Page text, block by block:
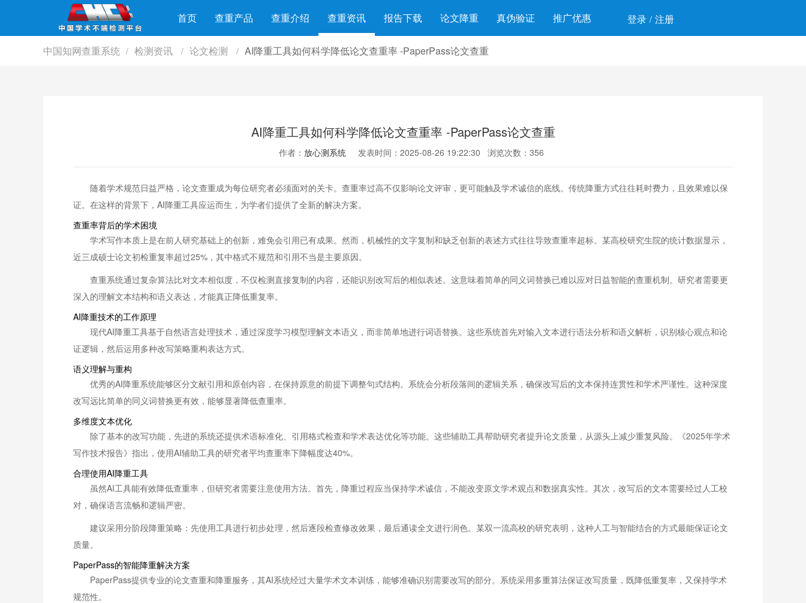
首页 查重产品 查重介绍 查重资讯 报告下载 论文降重 真伪验证 推广优惠 登录 / 注册
中国知网查重系统 / 检测资讯 / 论文检测 / AI降重工具如何科学降低论文查重率 -PaperPass论文查重
AI降重工具如何科学降低论文查重率 -PaperPass论文查重
作者： 放心测系统 发表时间：2025-08-26 19:22:30 浏览次数：356
随着学术规范日益严格，论文查重成为每位研究者必须面对的关卡。查重率过高不仅影响论文评审，更可能触及学术诚信的底线。传统降重方式往往耗时费力，且效果难以保
证。在这样的背景下，AI降重工具应运而生，为学者们提供了全新的解决方案。
查重率背后的学术困境
学术写作本质上是在前人研究基础上的创新，难免会引用已有成果。然而，机械性的文字复制和缺乏创新的表述方式往往导致查重率超标。某高校研究生院的统计数据显示，
近三成硕士论文初检重复率超过25%，其中格式不规范和引用不当是主要原因。
查重系统通过复杂算法比对文本相似度，不仅检测直接复制的内容，还能识别改写后的相似表述。这意味着简单的同义词替换已难以应对日益智能的查重机制。研究者需要更
深入的理解文本结构和语义表达，才能真正降低重复率。
AI降重技术的工作原理
现代AI降重工具基于自然语言处理技术，通过深度学习模型理解文本语义，而非简单地进行词语替换。这些系统首先对输入文本进行语法分析和语义解析，识别核心观点和论
证逻辑，然后运用多种改写策略重构表达方式。
语义理解与重构
优秀的AI降重系统能够区分文献引用和原创内容，在保持原意的前提下调整句式结构。系统会分析段落间的逻辑关系，确保改写后的文本保持连贯性和学术严谨性。这种深度
改写远比简单的同义词替换更有效，能够显著降低查重率。
多维度文本优化
除了基本的改写功能，先进的系统还提供术语标准化、引用格式检查和学术表达优化等功能。这些辅助工具帮助研究者提升论文质量，从源头上减少重复风险。《2025年学术
写作技术报告》指出，使用AI辅助工具的研究者平均查重率下降幅度达40%。
合理使用AI降重工具
虽然AI工具能有效降低查重率，但研究者需要注意使用方法。首先，降重过程应当保持学术诚信，不能改变原文学术观点和数据真实性。其次，改写后的文本需要经过人工校
对，确保语言流畅和逻辑严密。
建议采用分阶段降重策略：先使用工具进行初步处理，然后逐段检查修改效果，最后通读全文进行润色。某双一流高校的研究表明，这种人工与智能结合的方式最能保证论文
质量。
PaperPass的智能降重解决方案
PaperPass提供专业的论文查重和降重服务，其AI系统经过大量学术文本训练，能够准确识别需要改写的部分。系统采用多重算法保证改写质量，既降低重复率，又保持学术
规范性。